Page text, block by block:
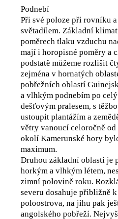
Podnebí
Při své poloze při rovníku
světadílem. Základní
poměrech tlaku vzduchu
mají i horopisné poměry a
podstatě můžeme rozlišit
zejména v hornatých
pobřežních oblastí
a vlhkým podnebím po
dešťovým pralesem, s
ustoupit plantážím a
větry vanoucí celoročně
okolí Kamerunské hory
maximum.
Druhou základní oblastí je
horkým a vlhkým létem,
zimní polovině roku.
severu dosahuje přibližně
poloostrova, na jihu pak
angolského pobřeží.